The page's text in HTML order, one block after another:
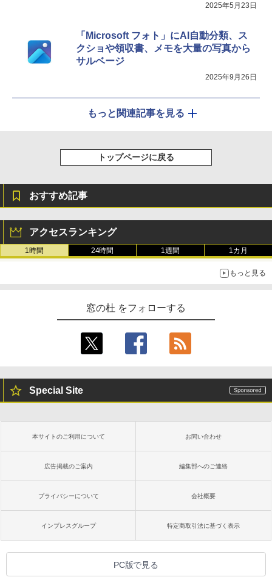
2025年5月23日
「Microsoft フォト」にAI自動分類、ス
クショや領収書、メモを大量の写真から
サルベージ
2025年9月26日
もっと関連記事を見る
トップページに戻る
おすすめ記事
アクセスランキング
1時間 24時間 1週間 1カ月
もっと見る
窓の杜 をフォローする
Special Site
本サイトのご利用について お問い合わせ
広告掲載のご案内 編集部へのご連絡
プライバシーについて 会社概要
インプレスグループ 特定商取引法に基づく表示
PC版で見る